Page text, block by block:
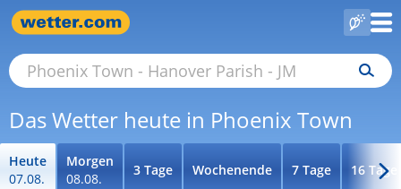
Das Wetter heute in Phoenix Town
Heute
07.08.
Morgen
08.08.
3 Tage Wochenende 7 Tage 16 Tage